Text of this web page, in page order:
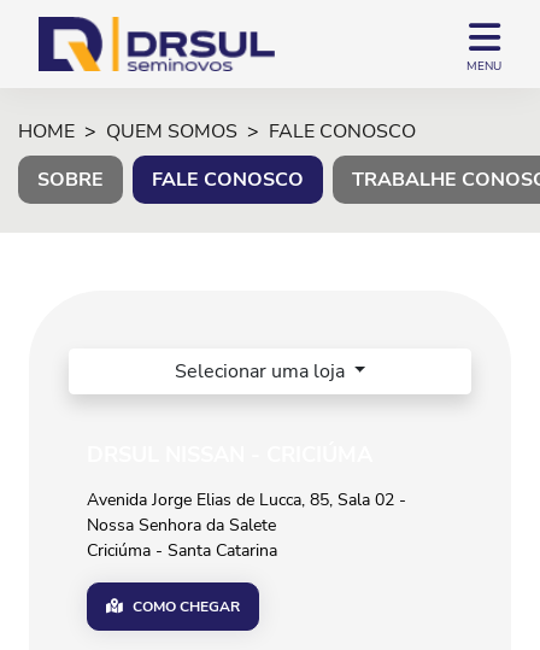
MENU
HOME QUEM SOMOS
FALE CONOSCO
SOBRE
FALE CONOSCO TRABALHE
Selecionar uma loja
Avenida Jorge Elias de Lucca, 85, Sala 02 -
Nossa Senhora da Salete
Criciúma - Santa Catarina
COMO CHEGAR